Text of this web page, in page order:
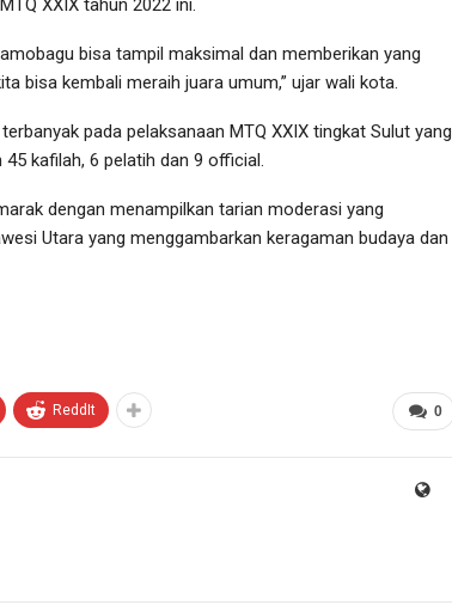
XXIX tahun 2022 ini.
bisa tampil maksimal dan memberikan yang
bisa kembali meraih juara umum,” ujar wali kota.
pada pelaksanaan MTQ XXIX tingkat Sulut yang
kafilah, 6 pelatih dan 9 official.
dengan menampilkan tarian moderasi yang
Utara yang menggambarkan keragaman budaya dan
0
ReddIt